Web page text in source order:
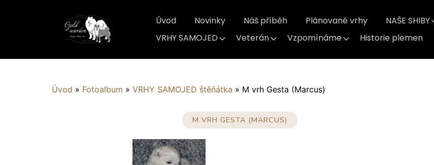
Úvod Novinky Náš příběh Plánované vrhy NAŠE SHIBY
VRHY SAMOJED
Veterán Vzpomínáme Historie plemen
Úvod » Fotoalbum » VRHY SAMOJED štěňátka » M vrh Gesta (Marcus)
M VRH GESTA (MARCUS)